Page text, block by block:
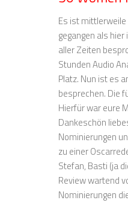
Es ist mittlerweile
gegangen als hier
aller Zeiten
Stunden Audio
Platz. Nun ist es
besprechen. Die
Hierfür war eure
Dankeschön
Nominierungen
zu einer
Stefan, Basti (ja
Review wartend
Nominierungen